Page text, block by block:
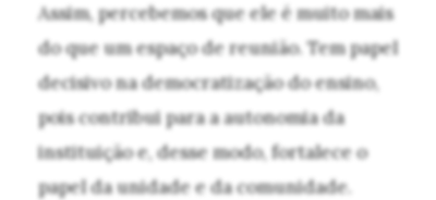
Assim, percebemos que ele é muito mais
do que um espaço de reunião. Tem papel
decisivo na democratização do ensino,
pois contribui para a autonomia da
instituição e, desse modo, fortalece o
papel da unidade e da comunidade.